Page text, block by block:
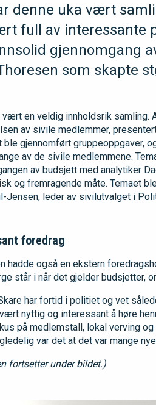
denne uka vært
full av interessante
gjennomgang
som skapte
vært en veldig innholdsrik
av sivile medlemmer,
ble gjennomført gruppeoppgaver,
av de sivile medlemmene.
av budsjett med analytiker
og fremragende måte. Temaet
Jensen, leder av sivilutvalget i
foredrag
hadde også en ekstern
står i når det gjelder budsjetter,
har fortid i politiet og vet
nyttig og interessant å høre
på medlemstall, lokal verving
var det at det var mange
fortsetter under bildet.)